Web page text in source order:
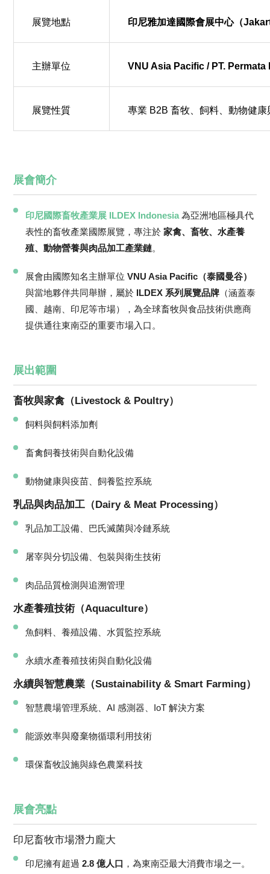
展覽地點 印尼雅加達國際會展中心（
主辦單位 VNU Asia Pacific / PT. Permata
展覽性質 專業 B2B 畜牧、飼料、動物健
展會簡介
印尼國際畜牧產業展 ILDEX Indonesia 為亞洲地區極具代
表性的畜牧產業國際展覽，專注於家禽、畜牧、水產養
殖、動物營養與肉品加工產業鏈。
展會由國際知名主辦單位VNU Asia Pacific（泰國曼谷）
與當地夥伴共同舉辦，屬於 ILDEX 系列展覽品牌 （涵蓋泰
國、越南、印尼等市場），為全球畜牧與食品技術供應商
提供通往東南亞的重要市場入口。
展出範圍
畜牧與家禽（Livestock & Poultry）
飼料與飼料添加劑
畜禽飼養技術與自動化設備
動物健康與疫苗、飼養監控系統
乳品與肉品加工（Dairy & Meat Processing）
乳品加工設備、巴氏滅菌與冷鏈系統
屠宰與分切設備、包裝與衛生技術
肉品品質檢測與追溯管理
水產養殖技術（Aquaculture）
魚飼料、養殖設備、水質監控系統
永續水產養殖技術與自動化設備
永續與智慧農業（Sustainability & Smart Farming）
智慧農場管理系統、AI 感測器、IoT 解決方案
能源效率與廢棄物循環利用技術
環保畜牧設施與綠色農業科技
展會亮點
印尼畜牧市場潛力龐大
印尼擁有超過2.8 億人口 ，為東南亞最大消費市場之一。